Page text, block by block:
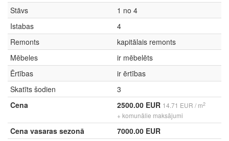
Stāvs
1 no 4
Istabas
4
Remonts
kapitālais remonts
Mēbeles
ir mēbelēts
Ērtības
ir ērtības
Skatīts šodien
3
Cena
2500.00 EUR 14.71 EUR / m2
+ komunālie maksājumi
Cena vasaras sezonā
7000.00 EUR